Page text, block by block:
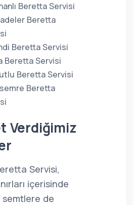
Beretta Servisi
Beretta
Beretta Servisi
Beretta Servisi
Beretta Servisi
Beretta
Verdiğimiz
Servisi,
içerisinde
semtlere de